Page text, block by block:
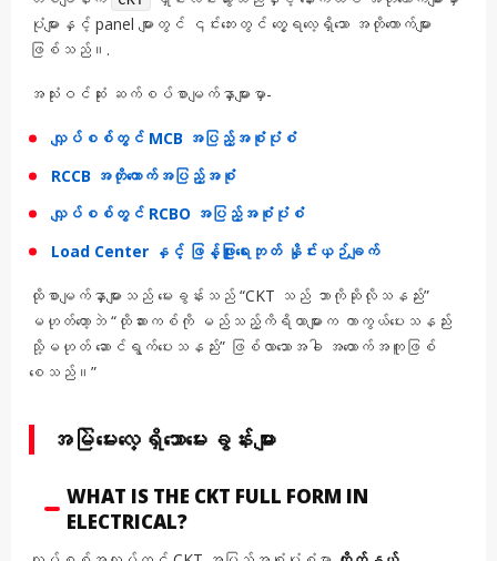
ပုံများနှင့် panel များတွင် ၎င်းဘေးတွင် တွေ့ရလေ့ရှိသော အတိုကောက်များ
ဖြစ်သည်။.
အသုံးဝင်ဆုံး ဆက်စပ်စာမျက်နှာများမှာ-
လျှပ်စစ်တွင် MCB အပြည့်အစုံပုံစံ
RCCB အတိုကောက်အပြည့်အစုံ
လျှပ်စစ်တွင် RCBO အပြည့်အစုံပုံစံ
Load Center နှင့် ဖြန့်ဖြူးရေးဘုတ် နှိုင်းယှဉ်ချက်
ထိုစာမျက်နှာများသည် မေးခွန်းသည် “CKT သည် ဘာကိုဆိုလိုသနည်း”
မဟုတ်တော့ဘဲ “ထိုဆားကစ်ကို မည်သည့်ကိရိယာများက ကာကွယ်ပေးသနည်း
သို့မဟုတ် ဆောင်ရွက်ပေးသနည်း” ဖြစ်လာသောအခါ အထောက်အကူဖြစ်
စေသည်။”
အမြဲမေးလေ့ရှိသောမေးခွန်းများ
WHAT IS THE CKT FULL FORM IN
ELECTRICAL?